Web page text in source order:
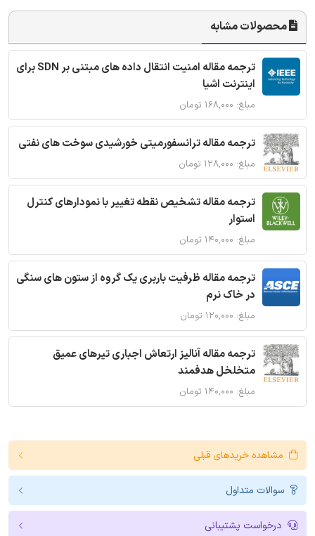
محصولات مشابه
ترجمه مقاله امنیت انتقال داده های مبتنی بر SDN برای
اینترنت اشیا
مبلغ: ۱۶۸,۰۰۰ تومان
ترجمه مقاله ترانسفورمیتی خورشیدی سوخت های نفتی
مبلغ: ۱۲۸,۰۰۰ تومان
ترجمه مقاله تشخیص نقطه تغییر با نمودارهای کنترل
استوار
مبلغ: ۱۴۰,۰۰۰ تومان
ترجمه مقاله ظرفیت باربری یک گروه از ستون های سنگی
در خاک نرم
مبلغ: ۱۲۰,۰۰۰ تومان
ترجمه مقاله آنالیز ارتعاش اجباری تیرهای عمیق
متخلخل هدفمند
مبلغ: ۱۴۰,۰۰۰ تومان
مشاهده خریدهای قبلی
سوالات متداول
درخواست پشتیبانی